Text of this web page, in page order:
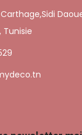
Carthage,Sidi
Tunisie